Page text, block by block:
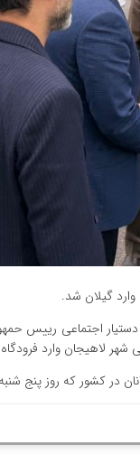
گیلان شد‌.
دستیار اجتماعی رییس
شهر لاهیجان وارد
در کشور که روز پنج